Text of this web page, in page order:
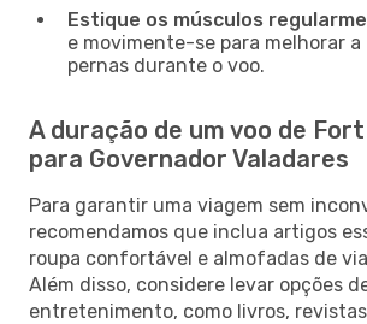
Estique os músculos
e movimente-se para melhorar
pernas durante o voo.
A duração de um voo de
para Governador Valadares
Para garantir uma viagem sem
recomendamos que inclua artigos
roupa confortável e almofadas de
Além disso, considere levar opções
entretenimento, como livros,